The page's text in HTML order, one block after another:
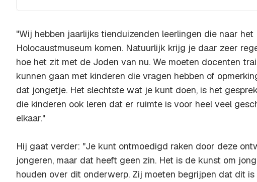
"Wij hebben jaarlijks tienduizenden leerlingen die naar het
Holocaustmuseum komen. Natuurlijk krijg je daar zeer
hoe het zit met de Joden van nu. We moeten docenten
kunnen gaan met kinderen die vragen hebben of
dat jongetje. Het slechtste wat je kunt doen, is het
die kinderen ook leren dat er ruimte is voor heel veel
elkaar."
Hij gaat verder: "Je kunt ontmoedigd raken door deze
jongeren, maar dat heeft geen zin. Het is de kunst om
houden over dit onderwerp. Zij moeten begrijpen dat dit